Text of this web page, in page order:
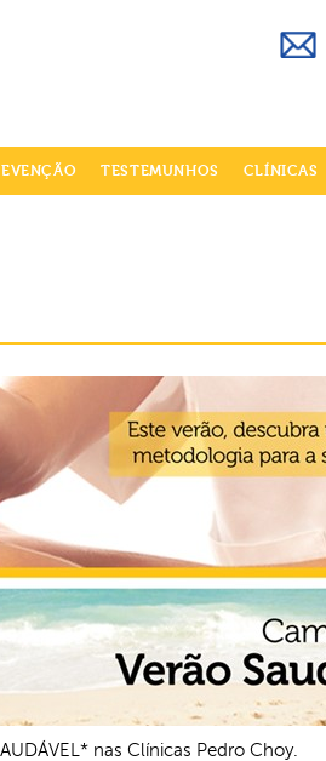
TESTEMUNHOS CLÍNICAS
nas Clínicas Pedro Choy.